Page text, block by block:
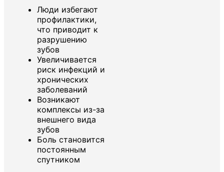
Люди избегают
профилактики,
что приводит к
разрушению
зубов
Увеличивается
риск инфекций и
хронических
заболеваний
Возникают
комплексы из-за
внешнего вида
зубов
Боль становится
постоянным
спутником